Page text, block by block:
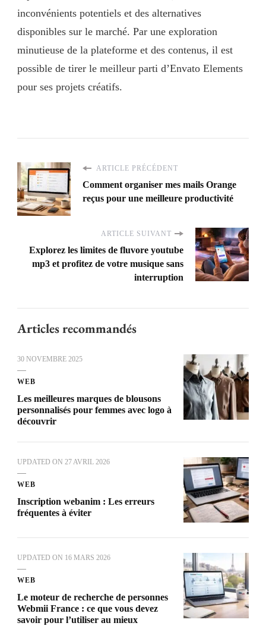
inconvénients potentiels et des alternatives
disponibles sur le marché. Par une exploration
minutieuse de la plateforme et des contenus, il est
possible de tirer le meilleur parti d’Envato Elements
pour ses projets créatifs.
ARTICLE PRÉCÉDENT
Comment organiser mes mails Orange
reçus pour une meilleure productivité
ARTICLE SUIVANT
Explorez les limites de fluvore youtube
mp3 et profitez de votre musique sans
interruption
Articles recommandés
30 NOVEMBRE 2025
WEB
Les meilleures marques de blousons
personnalisés pour femmes avec logo à
découvrir
UPDATED ON 27 AVRIL 2026
WEB
Inscription webanim : Les erreurs
fréquentes à éviter
UPDATED ON 16 MARS 2026
WEB
Le moteur de recherche de personnes
Webmii France : ce que vous devez
savoir pour l’utiliser au mieux